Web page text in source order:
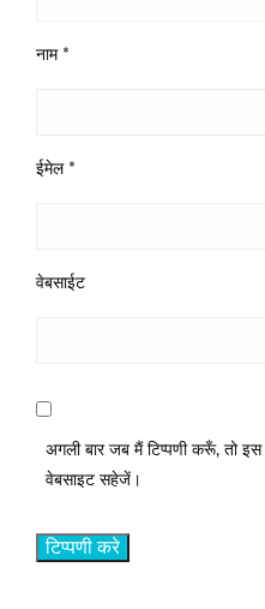
नाम *
ईमेल *
वेबसाईट
अगली बार जब मैं टिप्पणी करूँ, तो
वेबसाइट सहेजें।